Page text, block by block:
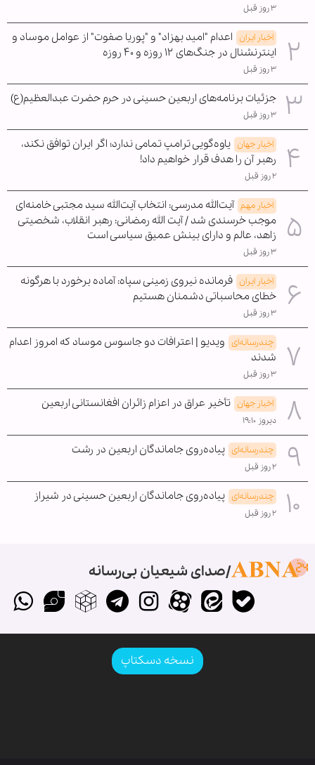
۳ روز قبل
اخبار ایران اعدام "امید بهزاد" و "پوریا صفوت" از عوامل موساد و
اینترنشنال در جنگ‌های ۱۲ روزه و ۴۰ روزه
۳ روز قبل
جزئیات برنامه‌های اربعین حسینی در حرم حضرت عبدالعظیم(ع)
۳ روز قبل
اخبار جهان یاوه‌گویی ترامپ تمامی ندارد؛ اگر ایران توافق نکند،
رهبر آن را هدف قرار خواهیم داد!
۲ روز قبل
اخبار مهم آیت‌الله مدرسی: انتخاب آیت‌الله سید مجتبی خامنه‌ای
موجب خرسندی شد / آیت الله رمضانی: رهبر انقلاب، شخصیتی
زاهد، عالم و دارای بینش عمیق سیاسی است
۳ روز قبل
اخبار ایران فرمانده نیروی زمینی سپاه: آماده برخورد با هرگونه
خطای محاسباتی دشمنان هستیم
۳ روز قبل
چندرسانه‌ای ویدیو | اعترافات دو جاسوس موساد که امروز اعدام
شدند
۳ روز قبل
اخبار جهان تأخیر عراق در اعزام زائران افغانستانی اربعین
دیروز ۱۹:۱۰
چندرسانه‌ای پیاده‌روی جاماندگان اربعین در رشت
۲ روز قبل
چندرسانه‌ای پیاده‌روی جاماندگان اربعین حسینی در شیراز
۲ روز قبل
صدای شیعیان بی‌رسانه
نسخه دسکتاپ